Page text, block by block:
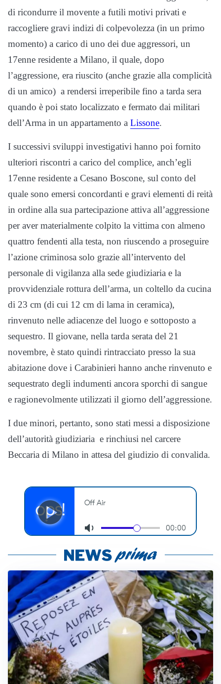
di ricondurre il movente a futili motivi privati e
raccogliere gravi indizi di colpevolezza (in un primo
momento) a carico di uno dei due aggressori, un
17enne residente a Milano, il quale, dopo
l’aggressione, era riuscito (anche grazie alla complicità
di un amico) a rendersi irreperibile fino a tarda sera
quando è poi stato localizzato e fermato dai militari
dell’Arma in un appartamento a Lissone.
I successivi sviluppi investigativi hanno poi fornito
ulteriori riscontri a carico del complice, anch’egli
17enne residente a Cesano Boscone, sul conto del
quale sono emersi concordanti e gravi elementi di reità
in ordine alla sua partecipazione attiva all’aggressione
per aver materialmente colpito la vittima con almeno
quattro fendenti alla testa, non riuscendo a proseguire
l’azione criminosa solo grazie all’intervento del
personale di vigilanza alla sede giudiziaria e la
provvidenziale rottura dell’arma, un coltello da cucina
di 23 cm (di cui 12 cm di lama in ceramica),
rinvenuto nelle adiacenze del luogo e sottoposto a
sequestro. Il giovane, nella tarda serata del 21
novembre, è stato quindi rintracciato presso la sua
abitazione dove i Carabinieri hanno anche rinvenuto e
sequestrato degli indumenti ancora sporchi di sangue
e ragionevolmente utilizzati il giorno dell’aggressione.
I due minori, pertanto, sono stati messi a disposizione
dell’autorità giudiziaria e rinchiusi nel carcere
Beccaria di Milano in attesa del giudizio di convalida.